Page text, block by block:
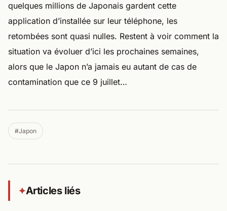
quelques millions de Japonais gardent cette
application d’installée sur leur téléphone, les
retombées sont quasi nulles. Restent à voir comment la
situation va évoluer d’ici les prochaines semaines,
alors que le Japon n’a jamais eu autant de cas de
contamination que ce 9 juillet…
#Japon
✦Articles liés